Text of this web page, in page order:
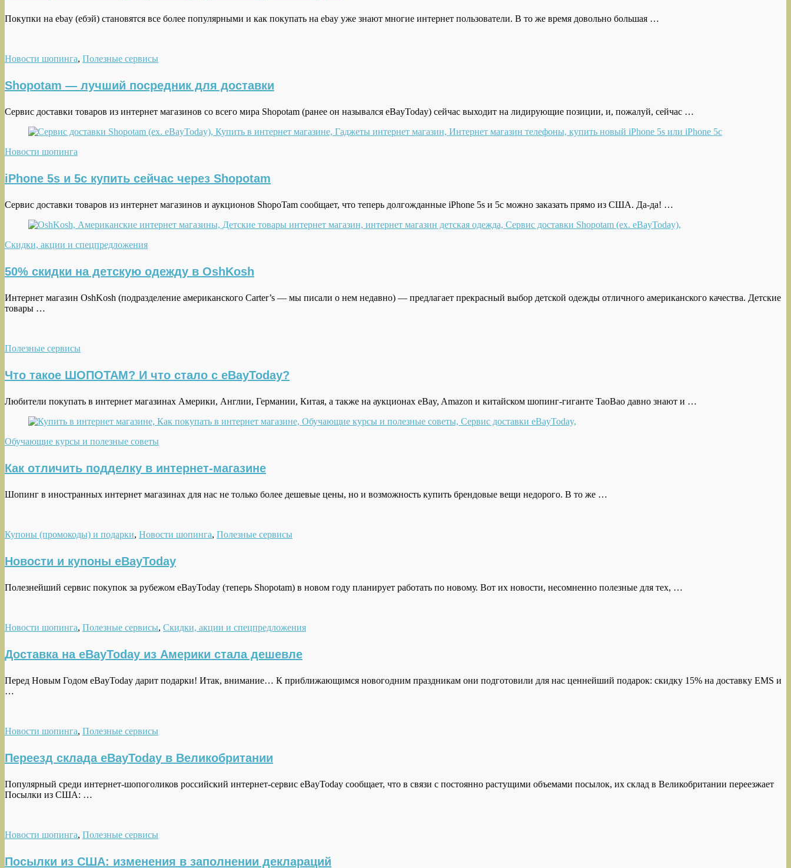
Покупки на ebay (ебэй) становятся все более популярными и как покупать на ebay уже знают многие интернет пользователи. В то же время довольно большая …
Новости шопинга, Полезные сервисы
Shopotam — лучший посредник для доставки
Сервис доставки товаров из интернет магазинов со всего мира Shopotam (ранее он назывался eBayToday) сейчас выходит на лидирующие позиции, и, пожалуй, сейчас …
Новости шопинга
iPhone 5s и 5с купить сейчас через Shopotam
Сервис доставки товаров из интернет магазинов и аукционов ShopoTam сообщает, что теперь долгожданные iPhone 5s и 5с можно заказать прямо из США. Да-да! …
Скидки, акции и спецпредложения
50% скидки на детскую одежду в OshKosh
Интернет магазин OshKosh (подразделение американского Carter’s — мы писали о нем недавно) — предлагает прекрасный выбор детской одежды отличного американского качества. Детские
товары …
Полезные сервисы
Что такое ШОПОТАМ? И что стало с eBayToday?
Любители покупать в интернет магазинах Америки, Англии, Германии, Китая, а также на аукционах eBay, Amazon и китайском шопинг-гиганте TaoBao давно знают и …
Обучающие курсы и полезные советы
Как отличить подделку в интернет-магазине
Шопинг в иностранных интернет магазинах для нас не только более дешевые цены, но и возможность купить брендовые вещи недорого. В то же …
Купоны (промокоды) и подарки, Новости шопинга, Полезные сервисы
Новости и купоны eBayToday
Полезнейший сервис покупок за рубежом eBayToday (теперь Shopotam) в новом году планирует работать по новому. Вот их новости, несомненно полезные для тех, …
Новости шопинга, Полезные сервисы, Скидки, акции и спецпредложения
Доставка на eBayToday из Америки стала дешевле
Перед Новым Годом eBayToday дарит подарки! Итак, внимание… К приближающимся новогодним праздникам они подготовили для нас ценнейший подарок: скидку 15% на доставку EMS и
…
Новости шопинга, Полезные сервисы
Переезд склада eBayToday в Великобритании
Популярный среди интернет-шопоголиков российский интернет-сервис eBayToday сообщает, что в связи с постоянно растущими объемами посылок, их склад в Великобритании переезжает
Посылки из США: …
Новости шопинга, Полезные сервисы
Посылки из США: изменения в заполнении деклараций